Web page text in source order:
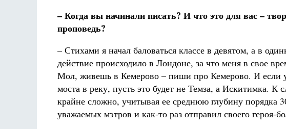
– Когда вы начинали писать? И что это для вас –
проповедь?
– Стихами я начал баловаться классе в девятом, а в
действие происходило в Лондоне, за что меня в свое
Мол, живешь в Кемерово – пиши про Кемерово. И если
моста в реку, пусть это будет не Темза, а Искитимка. К
крайне сложно, учитывая ее среднюю глубину порядка
уважаемых мэтров и как-то раз отправил своего